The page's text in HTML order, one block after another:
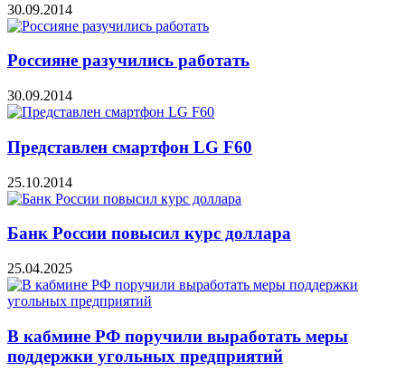
30.09.2014
Россияне разучились работать
30.09.2014
Представлен смартфон LG F60
25.10.2014
Банк России повысил курс доллара
25.04.2025
В кабмине РФ поручили выработать меры
поддержки угольных предприятий